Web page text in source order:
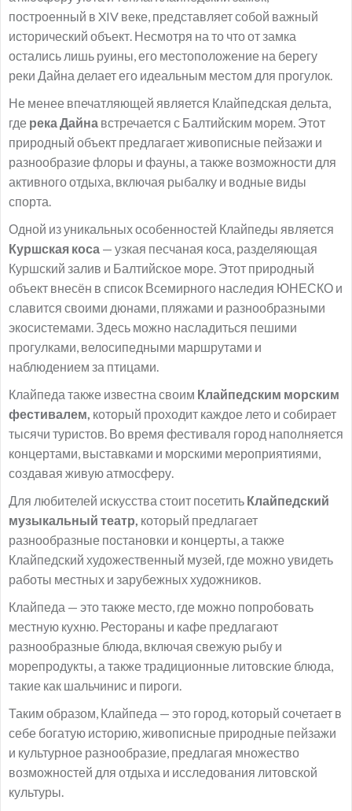
построенный в XIV веке, представляет собой важный
исторический объект. Несмотря на то что от замка
остались лишь руины, его местоположение на берегу
реки Дайна делает его идеальным местом для прогулок.
Не менее впечатляющей является Клайпедская дельта,
где река Дайна встречается с Балтийским морем. Этот
природный объект предлагает живописные пейзажи и
разнообразие флоры и фауны, а также возможности для
активного отдыха, включая рыбалку и водные виды
спорта.
Одной из уникальных особенностей Клайпеды является
Куршская коса — узкая песчаная коса, разделяющая
Куршский залив и Балтийское море. Этот природный
объект внесён в список Всемирного наследия ЮНЕСКО и
славится своими дюнами, пляжами и разнообразными
экосистемами. Здесь можно насладиться пешими
прогулками, велосипедными маршрутами и
наблюдением за птицами.
Клайпеда также известна своим Клайпедским морским
фестивалем, который проходит каждое лето и собирает
тысячи туристов. Во время фестиваля город наполняется
концертами, выставками и морскими мероприятиями,
создавая живую атмосферу.
Для любителей искусства стоит посетить Клайпедский
музыкальный театр, который предлагает
разнообразные постановки и концерты, а также
Клайпедский художественный музей, где можно увидеть
работы местных и зарубежных художников.
Клайпеда — это также место, где можно попробовать
местную кухню. Рестораны и кафе предлагают
разнообразные блюда, включая свежую рыбу и
морепродукты, а также традиционные литовские блюда,
такие как шальчинис и пироги.
Таким образом, Клайпеда — это город, который сочетает в
себе богатую историю, живописные природные пейзажи
и культурное разнообразие, предлагая множество
возможностей для отдыха и исследования литовской
культуры.